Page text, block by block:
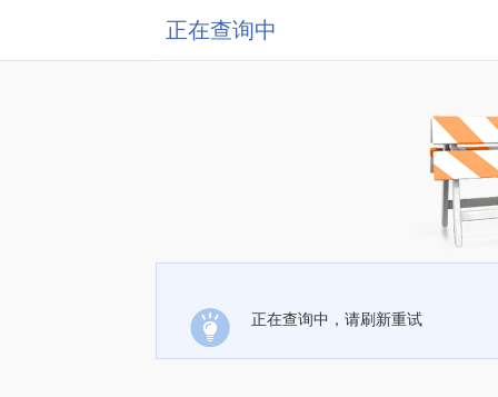
正在查询中
正在查询中，请刷新重试